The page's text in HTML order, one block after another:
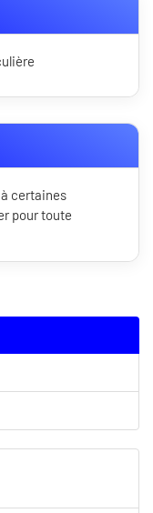
certaines
pour toute